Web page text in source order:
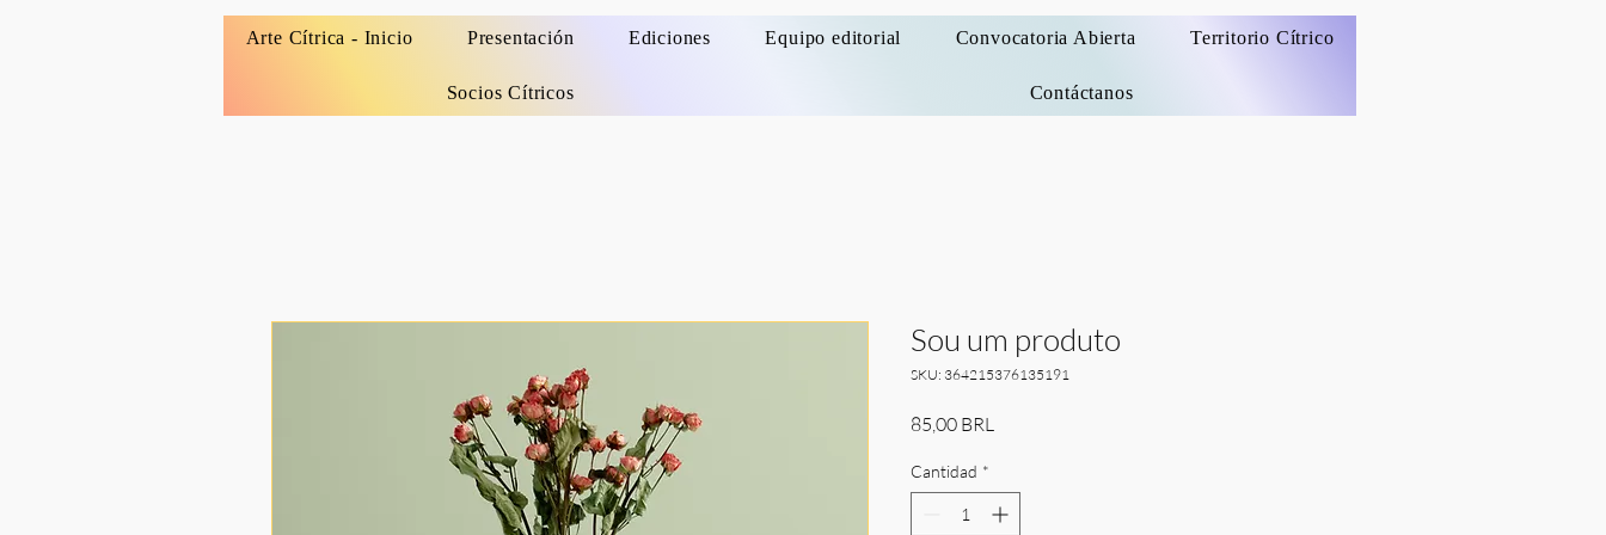
Arte Cítrica - Inicio Presentación Ediciones Equipo editorial Convocatoria Abierta Territorio Cítrico
Socios Cítricos Contáctanos
Sou um produto
SKU: 364215376135191
85,00 BRL
Cantidad *